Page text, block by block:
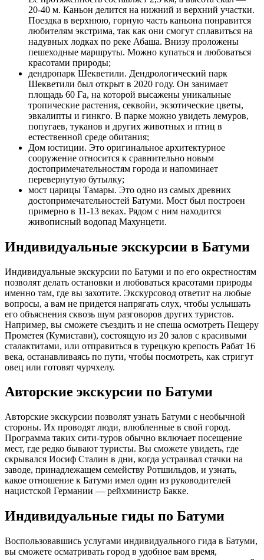
20-40 м. Каньон делится на нижний и верхний участки.
Поездка в верхнюю, горную часть каньона понравится
любителям экстрима, так как они смогут сплавиться на
надувных лодках по реке Абаша. Внизу проложены
пешеходные маршруты. Можно купаться и любоваться
красотами природы;
дендропарк Шекветили. Дендрологический парк
Шекветили был открыт в 2020 году. Он занимает
площадь 60 Га, на которой высажены уникальные
тропические растения, секвойи, экзотические цветы,
эвкалипты и гинкго. В парке можно увидеть лемуров,
попугаев, туканов и других животных и птиц в
естественной среде обитания;
Дом юстиции. Это оригинальное архитектурное
сооружение относится к сравнительно новым
достопримечательностям города и напоминает
перевернутую бутылку;
мост царицы Тамары. Это одно из самых древних
достопримечательностей Батуми. Мост был построен
примерно в 11-13 веках. Рядом с ним находится
живописный водопад Махунцети.
Индивидуальные экскурсии в Батуми
Индивидуальные экскурсии по Батуми и по его окрестностям
позволят делать остановки и любоваться красотами природы
именно там, где вы захотите. Экскурсовод ответит на любые
вопросы, а вам не придется напрягать слух, чтобы услышать
его объяснения сквозь шум разговоров других туристов.
Например, вы сможете съездить и не спеша осмотреть Пещеру
Прометея (Кумистави), состоящую из 20 залов с красивыми
сталактитами, или отправиться в турецкую крепость Рабат 16
века, останавливаясь по пути, чтобы посмотреть, как стригут
овец или готовят чурчхелу.
Авторские экскурсии по Батуми
Авторские экскурсии позволят узнать Батуми с необычной
стороны. Их проводят люди, влюбленные в свой город.
Программа таких сити-туров обычно включает посещение
мест, где редко бывают туристы. Вы сможете увидеть, где
скрывался Иосиф Сталин в дни, когда устраивал стачки на
заводе, принадлежащем семейству Ротшильдов, и узнать,
какое отношение к Батуми имел один из руководителей
нацистской Германии — рейхминистр Бакке.
Индивидуальные гиды по Батуми
Воспользовавшись услугами индивидуального гида в Батуми,
вы сможете осматривать город в удобное вам время,